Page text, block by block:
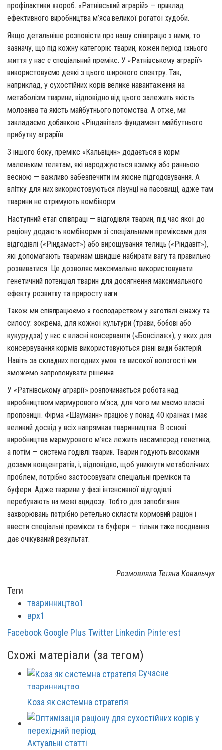
профілактики хвороб. «Ратнівський аграрій» — приклад
ефективного виробництва м’яса великої рогатої худоби.
Якщо детальніше розповісти про нашу співпрацю з ними, то
зазначу, що під кожну категорію тварин, кожен період їхнього
життя у нас є спеціальний премікс. У «Ратнівському аграрії»
використовуємо деякі з цього широкого спектру. Так,
наприклад, у сухостійних корів велике навантаження на
метаболізм тварини, відповідно від цього залежить якість
молозива та якість майбутнього потомства. А отже, ми
закладаємо добавкою «Ріндавітал» фундамент майбутнього
прибутку аграріїв.
З іншого боку, премікс «Кальвіцин» додається в корм
маленьким телятам, які народжуються взимку або ранньою
весною — важливо забезпечити їм якісне підгодовування. А
влітку для них використовуються лізунці на пасовищі, адже там
тварини не отримують комбікорм.
Наступний етап співпраці — відгодівля тварин, під час якої до
раціону додають комбікорми зі спеціальними преміксами для
відгодівлі («Ріндамаст») або вирощування телиць («Ріндавіт»),
які допомагають тваринам швидше набирати вагу та правильно
розвиватися. Це дозволяє максимально використовувати
генетичний потенціал тварин для досягнення максимального
ефекту розвитку та приросту ваги.
Також ми співпрацюємо з господарством у заготівлі сінажу та
силосу: зокрема, для кожної культури (трави, бобові або
кукурудза) у нас є власні консерванти («Бонсілаж»), у яких для
консервування кормів використовуються різні види бактерій.
Навіть за складних погодних умов та високої вологості ми
зможемо запропонувати рішення.
У «Ратнівському аграрії» розпочинається робота над
виробництвом мармурового м’яса, для чого ми маємо власні
пропозиції. Фірма «Шауманн» працює у понад 40 країнах і має
великий досвід у всіх напрямках тваринництва. В основі
виробництва мармурового м’яса лежить насамперед генетика,
а потім — система годівлі тварин. Тварин годують високими
дозами концентратів, і, відповідно, щоб уникнути метаболічних
проблем, потрібно застосовувати спеціальні премікси та
буфери. Адже тварини у фазі інтенсивної відгодівлі
перебувають на межі ацидозу. Тобто для запобігання
захворювань потрібно ретельно скласти кормовий раціон і
ввести спеціальні премікси та буфери — тільки таке поєднання
дає очікуваний результат.
Розмовляла Тетяна Ковальчук
Теги
тваринництво1
врх1
Facebook Google Plus Twitter Linkedin Pinterest
Схожі матеріали (за тегом)
Сучасне
тваринництво
Коза як системна стратегія
Актуальні статті